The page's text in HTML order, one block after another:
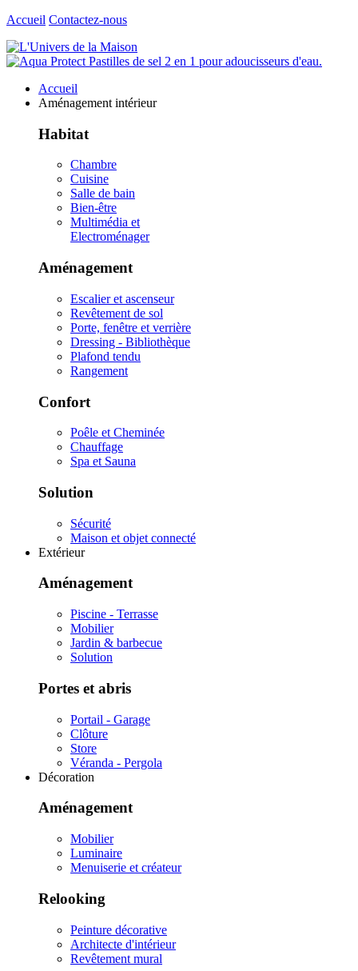
Accueil Contactez-nous
Accueil
Aménagement intérieur
Habitat
Chambre
Cuisine
Salle de bain
Bien-être
Multimédia et
Electroménager
Aménagement
Escalier et ascenseur
Revêtement de sol
Porte, fenêtre et verrière
Dressing - Bibliothèque
Plafond tendu
Rangement
Confort
Poêle et Cheminée
Chauffage
Spa et Sauna
Solution
Sécurité
Maison et objet connecté
Extérieur
Aménagement
Piscine - Terrasse
Mobilier
Jardin & barbecue
Solution
Portes et abris
Portail - Garage
Clôture
Store
Véranda - Pergola
Décoration
Aménagement
Mobilier
Luminaire
Menuiserie et créateur
Relooking
Peinture décorative
Architecte d'intérieur
Revêtement mural